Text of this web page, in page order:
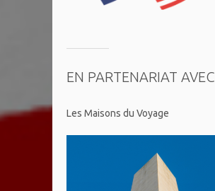
EN PARTENARIAT AVEC
Les Maisons du Voyage